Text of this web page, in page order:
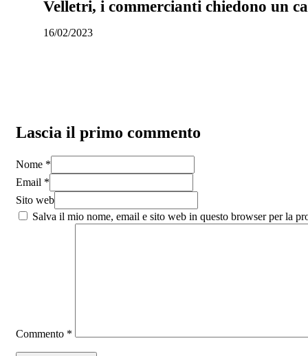
Velletri, i commercianti chiedono un
16/02/2023
Lascia il primo commento
Nome *
Email *
Sito web
Salva il mio nome, email e sito web in questo browser per la
Commento *